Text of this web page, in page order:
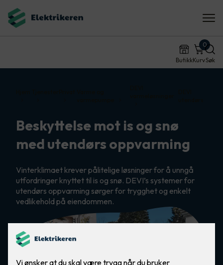
ButikkKurv
0
Søk
Beskyttelse mot is og snø
med utendørs oppvarming
Vinterklimaet krever pålitelige løsninger for å unngå
utfordringer knyttet til is og snø. DEVI’s systemer for
utendørs oppvarming sørger for trygghet og enkelt
vedlikehold på eiendommen.